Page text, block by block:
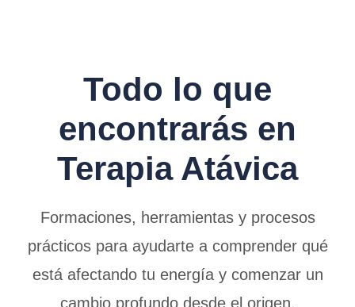
Todo lo que
encontrarás en
Terapia Atávica
Formaciones, herramientas y procesos
prácticos para ayudarte a comprender qué
está afectando tu energía y comenzar un
cambio profundo desde el origen.